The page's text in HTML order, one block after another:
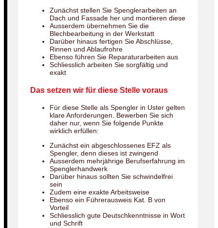
Zunächst stellen Sie Spenglerarbeiten an
Dach und Fassade her und montieren diese
Ausserdem übernehmen Sie die
Blechbearbeitung in der Werkstatt
Darüber hinaus fertigen Sie Abschlüsse,
Rinnen und Ablaufrohre
Ebenso führen Sie Reparaturarbeiten aus
Schliesslich arbeiten Sie sorgfältig und
exakt
Das setzen wir für diese Stelle voraus
Für diese Stelle als Spengler in Uster gelten
klare Anforderungen. Bewerben Sie sich
daher nur, wenn Sie folgende Punkte
wirklich erfüllen:
Zunächst ein abgeschlossenes EFZ als
Spengler, denn dieses ist zwingend
Ausserdem mehrjährige Berufserfahrung im
Spenglerhandwerk
Darüber hinaus sollten Sie schwindelfrei
sein
Zudem eine exakte Arbeitsweise
Ebenso ein Führerausweis Kat. B von
Vorteil
Schliesslich gute Deutschkenntnisse in Wort
und Schrift